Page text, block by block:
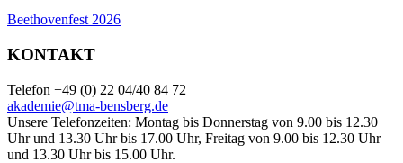
Beethovenfest 2026
KONTAKT
Telefon +49 (0) 22 04/40 84 72
akademie@tma-bensberg.de
Unsere Telefonzeiten: Montag bis Donnerstag von 9.00 bis 12.30
Uhr und 13.30 Uhr bis 17.00 Uhr, Freitag von 9.00 bis 12.30 Uhr
und 13.30 Uhr bis 15.00 Uhr.